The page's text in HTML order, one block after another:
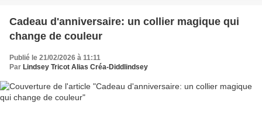
Cadeau d'anniversaire: un collier magique qui
change de couleur
Publié le 21/02/2026 à 11:11
Par Lindsey Tricot Alias Créa-Diddlindsey